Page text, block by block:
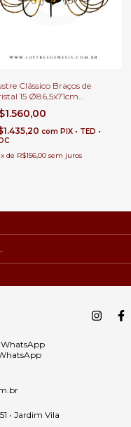
Clássico Braços de
15 Ø86,5x71cm
E-14 Para Pé
Duplo e Sala de Jantar
com PIX • TED •
x de R$156,00 sem juros
WhatsApp
• Jardim Vila